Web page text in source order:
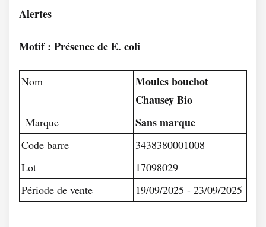
Alertes
Motif : Présence de E. coli
Nom
Moules bouchot
Chausey Bio
Marque Sans marque
Code barre
3438380001008
Lot
17098029
Période de vente
19/09/2025 - 23/09/2025